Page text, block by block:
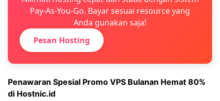
Pay-As-You-Go. Bayar sesuai resource yang
Anda gunakan saja!
Pesan Hosting
Penawaran Spesial Promo VPS Bulanan Hemat 80%
di Hostnic.id